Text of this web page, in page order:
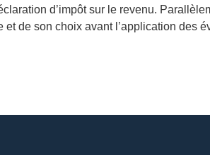
d’impôt sur le revenu.
de son choix avant l’application des